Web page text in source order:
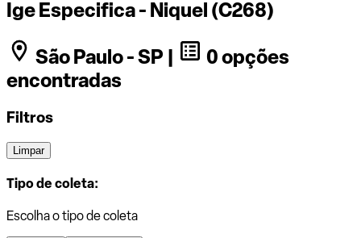
Ige Especifica - Niquel (C268)
São Paulo - SP |
0 opções
encontradas
Filtros
Limpar
Tipo de coleta:
Escolha o tipo de coleta